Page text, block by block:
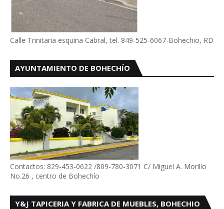
Calle Trinitaria esquina Cabral, tel. 849-525-6067-Bohechio, RD
AYUNTAMIENTO DE BOHECHÍO
Contactos: 829-453-0622 /809-780-3071 C/ Miguel A. Morillo
No.26 , centro de Bohechío
Y&J TAPICERIA Y FABRICA DE MUEBLES, BOHECHIO